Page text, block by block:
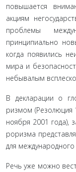
повыша­ется
акциям
проблемы
принципиально
когда появились
мира и
небывалым
В декларации о
ризмом (Резолюция
ноября 2001 года),
роризма
для
Речь уже можно